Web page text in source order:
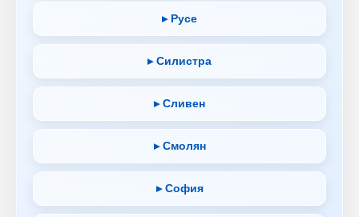
▸ Русе
▸ Силистра
▸ Сливен
▸ Смолян
▸ София